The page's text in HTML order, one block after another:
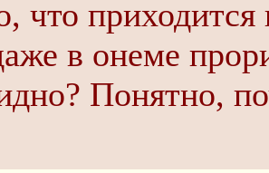
что приходится
в онеме
Понятно,